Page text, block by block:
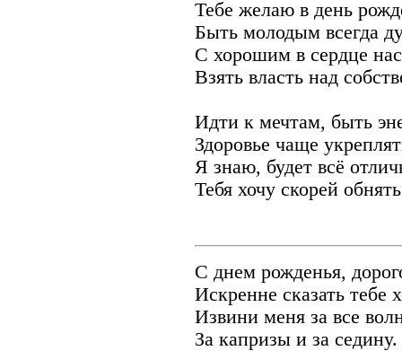
Тебе желаю в день
Быть молодым всегда
С хорошим в сердце
Взять власть над
Идти к мечтам, быть
Здоровье чаще
Я знаю, будет всё
Тебя хочу скорей
С днем рожденья,
Искренне сказать тебе
Извини меня за все
За капризы и за седину.